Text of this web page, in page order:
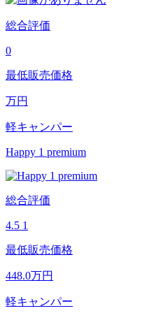
総合評価
0
最低販売価格
万円
軽キャンパー
Happy 1 premium
総合評価
4.5 1
最低販売価格
448.0万円
軽キャンパー